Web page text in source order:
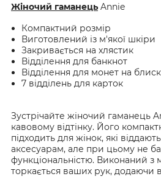
Жіночий гаманець Annie
Компактний розмір
Виготовлений із м'якої шкіри
Закривається на хлястик
Відділення для банкнот
Відділення для монет на
7 відділень для карток
Зустрічайте жіночий гаманець
кавовому відтінку. Його
підходить для жінок, які
аксесуарам, але при цьому не
функціональністю. Виконаний з
торкається ваших рук, додаючи